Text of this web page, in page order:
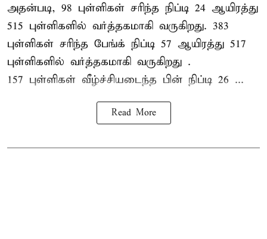
அதன்படி, 98 புள்ளிகள் சரிந்த நிப்டி 24 ஆயிரத்து
515 புள்ளிகளில் வர்த்தகமாகி வருகிறது. 383
புள்ளிகள் சரிந்த பேங்க் நிப்டி 57 ஆயிரத்து 517
புள்ளிகளில் வர்த்தகமாகி வருகிறது .
157 புள்ளிகள் வீழ்ச்சியடைந்த பின் நிப்டி 26 ...
Read More